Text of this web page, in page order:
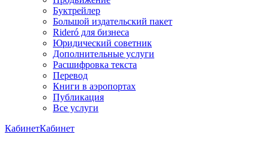
Буктрейлер
Большой издательский пакет
Rideró для бизнеса
Юридический советник
Дополнительные услуги
Расшифровка текста
Перевод
Книги в аэропортах
Публикация
Все услуги
КабинетКабинет